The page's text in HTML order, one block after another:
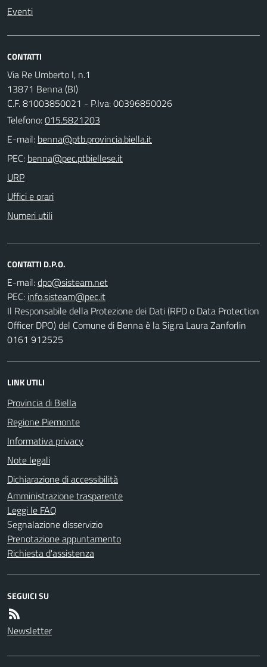
Eventi
CONTATTI
Via Re Umberto I, n.1
13871 Benna (BI)
C.F. 81003850021 - P.Iva: 00396850026
Telefono:015.5821203
E-mail:
PEC:
URP
Uffici e orari
Numeri utili
CONTATTI D.P.O.
E-mail:
PEC:
Il Responsabile della Protezione dei Dati (RPD o Data Protection
Officer DPO) del Comune di Benna è la Sig.ra Laura Zanforlin
0161 912525
LINK UTILI
Provincia di Biella
Regione Piemonte
Informativa privacy
Note legali
Dichiarazione di accessibilità
Amministrazione trasparente
Leggi le FAQ
Segnalazione disservizio
Prenotazione appuntamento
Richiesta d'assistenza
SEGUICI SU
Newsletter